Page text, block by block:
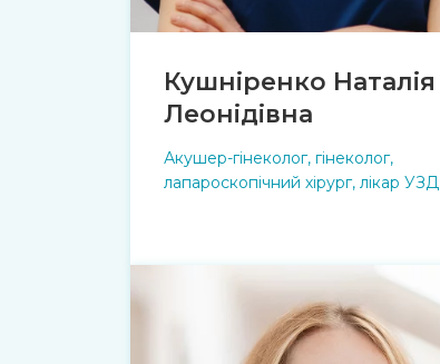
Кушніренко Наталія
Леонідівна
Акушер-гінеколог, гінеколог,
лапароскопічний хірург, лікар УЗД